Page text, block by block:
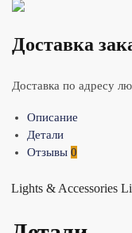
Доставка
Доставка по адресу
Описание
Детали
Отзывы 0
Lights & Accessories